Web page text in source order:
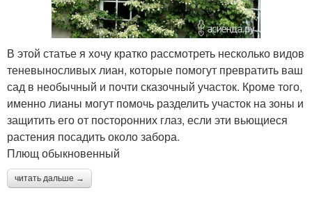
В этой статье я хочу кратко рассмотреть несколько видов
теневыносливых лиан, которые помогут превратить ваш
сад в необычный и почти сказочный участок. Кроме того,
именно лианы могут помочь разделить участок на зоны и
защитить его от посторонних глаз, если эти вьющиеся
растения посадить около забора.
Плющ обыкновенный
читать дальше →